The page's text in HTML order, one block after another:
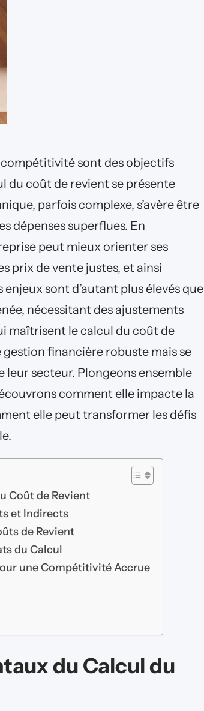
sont des objectifs
du coût de revient se présente
parfois complexe, s’avère être
dépenses superflues. En
peut mieux orienter ses
prix de vente justes, et ainsi
sont d’autant plus élevés que
nécessitant des ajustements
maîtrisent le calcul du coût de
gestion financière robuste mais se
secteur. Plongeons ensemble
comment elle impacte la
elle peut transformer les défis
Coût de Revient
et Indirects
de Revient
du Calcul
une Compétitivité Accrue
du Calcul du